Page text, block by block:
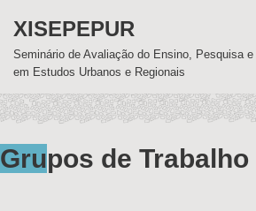
Pular
para
conteúdo
XISEPEPUR
Seminário de Avaliação do Ensino, Pesquisa
em Estudos Urbanos e Regionais
Grupos de Trabalho